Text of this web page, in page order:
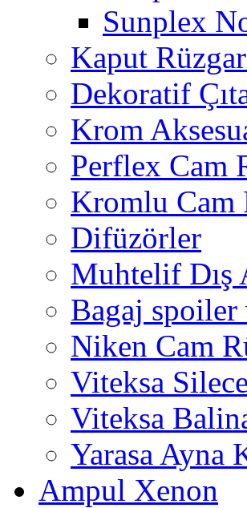
Sunplex
Kaput
Dekoratif
Krom
Perflex Cam
Kromlu Cam
Difüzörler
Muhtelif Dış
Bagaj spoiler
Niken Cam
Viteksa
Viteksa
Yarasa Ayna
Ampul Xenon